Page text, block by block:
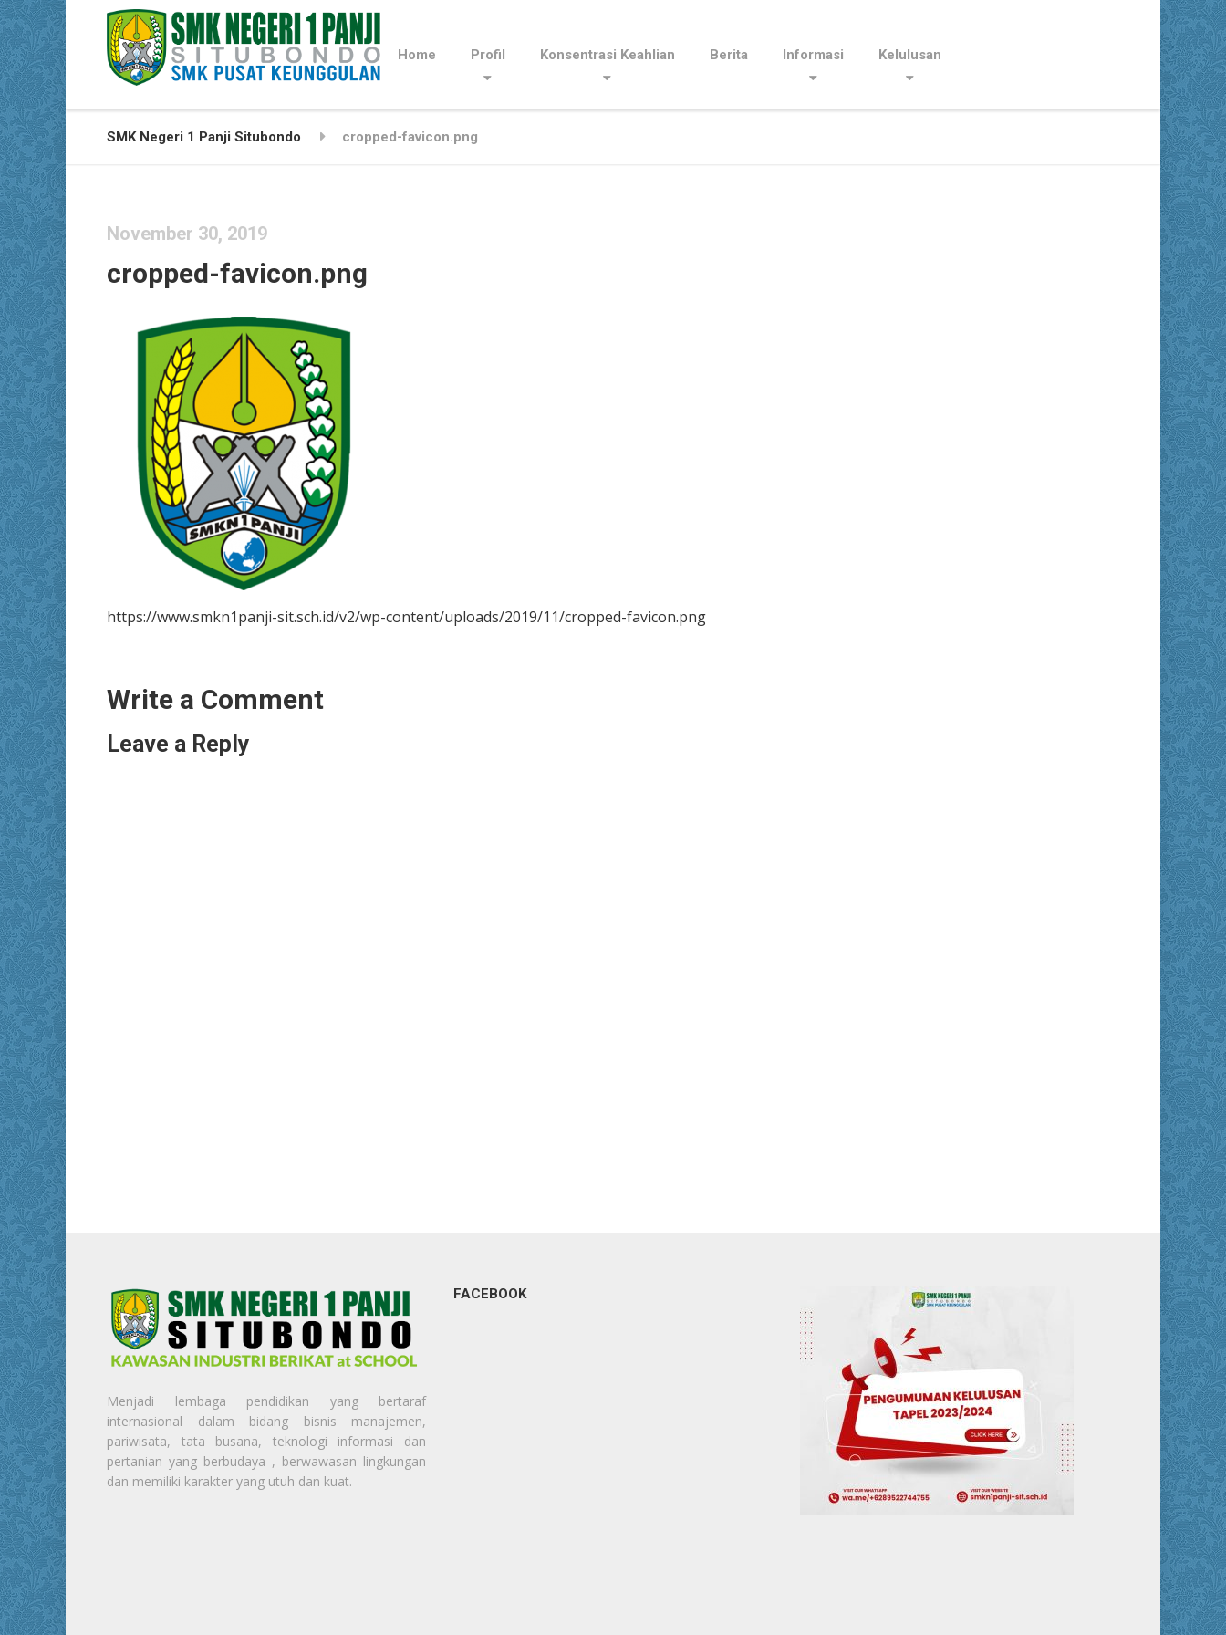
Home Profil Konsentrasi Keahlian Berita Informasi Kelulusan
SMK Negeri 1 Panji Situbondo cropped-favicon.png
November 30, 2019
cropped-favicon.png
https://www.smkn1panji-sit.sch.id/v2/wp-content/uploads/2019/11/cropped-favicon.png
Write a Comment
Leave a Reply
Menjadi lembaga pendidikan yang bertaraf
internasional dalam bidang bisnis manajemen,
pariwisata, tata busana, teknologi informasi dan
pertanian yang berbudaya , berwawasan lingkungan
dan memiliki karakter yang utuh dan kuat.
FACEBOOK